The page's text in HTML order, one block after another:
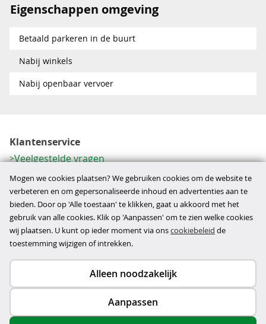
Eigenschappen omgeving
Betaald parkeren in de buurt
Nabij winkels
Nabij openbaar vervoer
Klantenservice
Veelgestelde vragen
Contactformulier
Herroeping
Over ons
Bedrijfsgegevens
Werkwijze
Copyright © 2026
privacy- en cookiebeleid
Mogen we cookies plaatsen? We gebruiken cookies om de website te
verbeteren en om gepersonaliseerde inhoud en advertenties aan te
bieden. Door op 'Alle toestaan' te klikken, gaat u akkoord met het
gebruik van alle cookies. Klik op 'Aanpassen' om te zien welke cookies
wij plaatsen. U kunt op ieder moment via onscookiebeleid de
toestemming wijzigen of intrekken.
Alleen noodzakelijk
Aanpassen